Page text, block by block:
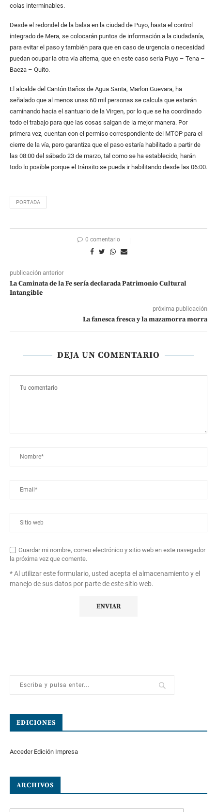
colas interminables.
Desde el redondel de la balsa en la ciudad de Puyo, hasta el control
integrado de Mera, se colocarán puntos de información a la ciudadanía,
para evitar el paso y también para que en caso de urgencia o necesidad
puedan ocupar la otra vía alterna, que en este caso sería Puyo – Tena –
Baeza – Quito.
El alcalde del Cantón Baños de Agua Santa, Marlon Guevara, ha
señalado que al menos unas 60 mil personas se calcula que estarán
caminando hacia el santuario de la Virgen, por lo que se ha coordinado
todo el trabajo para que las cosas salgan de la mejor manera. Por
primera vez, cuentan con el permiso correspondiente del MTOP para el
cierre de la vía, pero garantiza que el paso estaría habilitado a partir de
las 08:00 del sábado 23 de marzo, tal como se ha establecido, harán
todo lo posible porque el tránsito se pueda ir habilitando desde las 06:00.
PORTADA
0 comentario
publicación anterior
La Caminata de la Fe sería declarada Patrimonio Cultural
Intangible
próxima publicación
La fanesca fresca y la mazamorra morra
DEJA UN COMENTARIO
Guardar mi nombre, correo electrónico y sitio web en este navegador
la próxima vez que comente.
* Al utilizar este formulario, usted acepta el almacenamiento y el
manejo de sus datos por parte de este sitio web.
EDICIONES
Acceder Edición Impresa
ARCHIVOS